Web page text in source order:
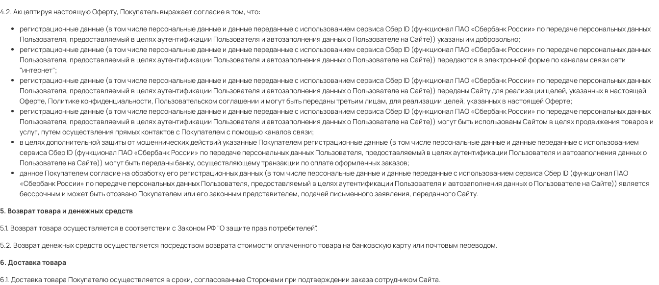
4.2. Акцептируя настоящую Оферту, Покупатель выражает согласие в том, что:
регистрационные данные (в том числе персональные данные и данные переданныес использованием сервиса Сбер ID (функционал ПАО «Сбербанк России» по передаче персональных данных
Пользователя, предоставляемый в целях аутентификации Пользователя и автозаполнения данных о Пользователе на Сайте)) указаны им добровольно;
регистрационные данные (в том числе персональные данные и данные переданныес использованием сервиса Сбер ID (функционал ПАО «Сбербанк России» по передаче персональных данных
Пользователя, предоставляемый в целях аутентификации Пользователя и автозаполнения данных о Пользователе на Сайте)) передаются в электронной форме по каналам связи сети
"интернет";
регистрационные данные (в том числе персональные данные и данные переданные с использованием сервиса Сбер ID (функционал ПАО «Сбербанк России» по передаче персональных данных
Пользователя, предоставляемый в целях аутентификации Пользователя и автозаполнения данных о Пользователе на Сайте)) переданы Сайту для реализации целей, указанных в настоящей
Оферте, Политике конфиденциальности, Пользовательском соглашении и могут быть переданы третьим лицам, для реализации целей, указанных в настоящей Оферте;
регистрационные данные (в том числе персональные данные и данные переданные с использованием сервиса Сбер ID (функционал ПАО «Сбербанк России» по передаче персональных данных
Пользователя, предоставляемый в целях аутентификации Пользователя и автозаполнения данных о Пользователе на Сайте)) могут быть использованы Сайтом в целях продвижения товаров и
услуг, путем осуществления прямых контактов с Покупателем с помощью каналов связи;
в целях дополнительной защиты от мошеннических действий указанные Покупателем регистрационные данные (в том числе персональные данные и данные переданные с использованием
сервиса Сбер ID (функционал ПАО «Сбербанк России» по передаче персональных данных Пользователя, предоставляемый в целях аутентификации Пользователя и автозаполнения данных о
Пользователе на Сайте)) могут быть переданы банку, осуществляющему транзакции по оплате оформленных заказов;
данное Покупателем согласие на обработку его регистрационных данных (в том числе персональные данные и данные переданные с использованием сервиса Сбер ID (функционал ПАО
«Сбербанк России» по передаче персональных данных Пользователя, предоставляемый в целях аутентификации Пользователя и автозаполнения данных о Пользователе на Сайте)) является
бессрочным и может быть отозвано Покупателем или его законным представителем, подачей письменного заявления, переданного Сайту.
5. Возврат товара и денежных средств
5.1. Возврат товара осуществляется в соответствии с Законом РФ "О защите прав потребителей".
5.2. Возврат денежных средств осуществляется посредством возврата стоимости оплаченного товара на банковскую карту или почтовым переводом.
6. Доставка товара
6.1. Доставка товара Покупателю осуществляется в сроки, согласованные Сторонами при подтверждении заказа сотрудником Сайта.